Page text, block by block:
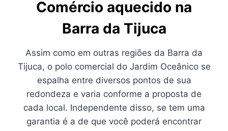
Comércio aquecido na
Barra da Tijuca
Assim como em outras regiões da Barra da
Tijuca, o polo comercial do Jardim Oceânico se
espalha entre diversos pontos de sua
redondeza e varia conforme a proposta de
cada local. Independente disso, se tem uma
garantia é a de que você poderá encontrar